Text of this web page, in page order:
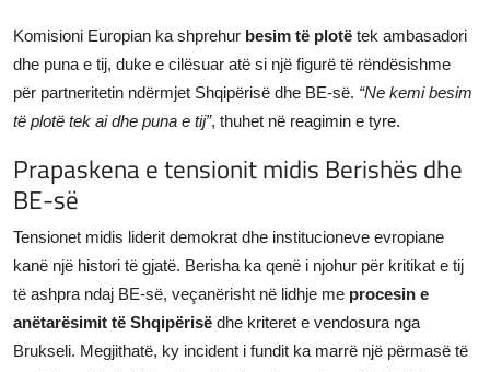
Komisioni Europian ka shprehur besim të plotë tek ambasadori
dhe puna e tij, duke e cilësuar atë si një figurë të rëndësishme
për partneritetin ndërmjet Shqipërisë dhe BE-së. “Ne kemi besim
të plotë tek ai dhe puna e tij”, thuhet në reagimin e tyre.
Prapaskena e tensionit midis Berishës dhe
BE-së
Tensionet midis liderit demokrat dhe institucioneve evropiane
kanë një histori të gjatë. Berisha ka qenë i njohur për kritikat e tij
të ashpra ndaj BE-së, veçanërisht në lidhje me procesin e
anëtarësimit të Shqipërisë dhe kriteret e vendosura nga
Brukseli. Megjithatë, ky incident i fundit ka marrë një përmasë të